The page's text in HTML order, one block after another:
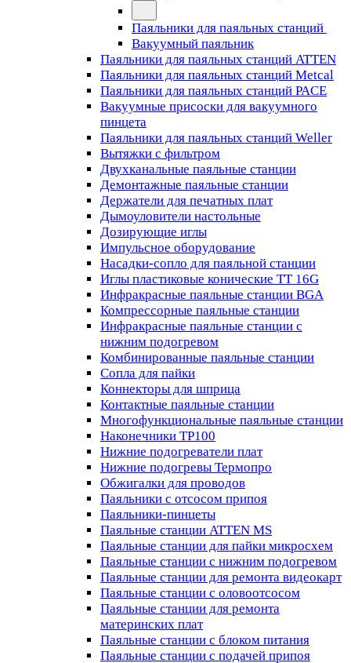
Паяльники для паяльных станций
Вакуумный паяльник
Паяльники для паяльных станций ATTEN
Паяльники для паяльных станций Metcal
Паяльники для паяльных станций PACE
Вакуумные присоски для вакуумного
пинцета
Паяльники для паяльных станций Weller
Вытяжки с фильтром
Двухканальные паяльные станции
Демонтажные паяльные станции
Держатели для печатных плат
Дымоуловители настольные
Дозирующие иглы
Импульсное оборудование
Насадки-сопло для паяльной станции
Иглы пластиковые конические TT 16G
Инфракрасные паяльные станции BGA
Компрессорные паяльные станции
Инфракрасные паяльные станции с
нижним подогревом
Комбинированные паяльные станции
Сопла для пайки
Коннекторы для шприца
Контактные паяльные станции
Многофункциональные паяльные станции
Наконечники TP100
Нижние подогреватели плат
Нижние подогревы Термопро
Обжигалки для проводов
Паяльники с отсосом припоя
Паяльники-пинцеты
Паяльные станции ATTEN MS
Паяльные станции для пайки микросхем
Паяльные станции с нижним подогревом
Паяльные станции для ремонта видеокарт
Паяльные станции с оловоотсосом
Паяльные станции для ремонта
материнских плат
Паяльные станции с блоком питания
Паяльные станции с подачей припоя